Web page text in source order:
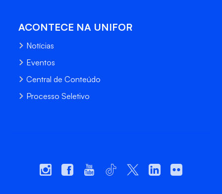
ACONTECE NA UNIFOR
Notícias
Eventos
Central de Conteúdo
Processo Seletivo